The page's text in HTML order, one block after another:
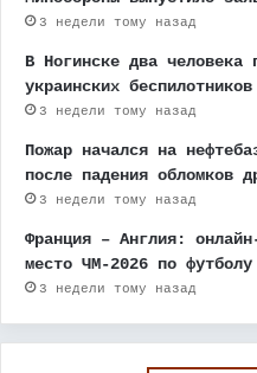
3 недели тому назад
В Ногинске два человека
украинских беспилотников
3 недели тому назад
Пожар начался на
после падения обломков
3 недели тому назад
Франция – Англия:
место ЧМ-2026 по футболу
3 недели тому назад